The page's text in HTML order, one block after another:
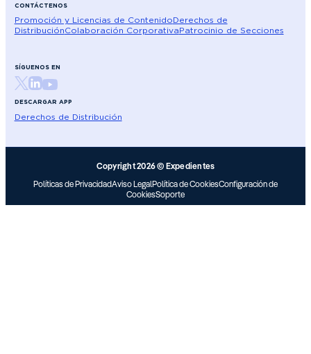
CONTÁCTENOS
Promoción y Licencias de ContenidoDerechos de
DistribuciónColaboración CorporativaPatrocinio de Secciones
SÍGUENOS EN
DESCARGAR APP
Derechos de Distribución
Copyright 2026 © Expedientes
Políticas de PrivacidadAviso LegalPolítica de CookiesConfiguración de
CookiesSoporte